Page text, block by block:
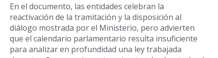
En el documento, las entidades celebran la
reactivación de la tramitación y la disposición al
diálogo mostrada por el Ministerio, pero advierten
que el calendario parlamentario resulta insuficiente
para analizar en profundidad una ley trabajada